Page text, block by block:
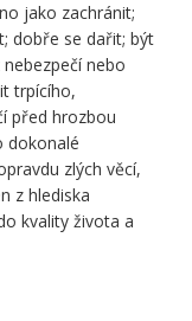
jako zachránit;
dobře se dařit; být
nebo
trpícího,
před hrozbou
dokonalé
zlých věcí,
z hlediska
kvality života a